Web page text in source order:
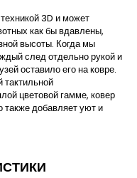
3D и может
как бы вдавлены,
высоты. Когда мы
след отдельно рукой и
оставило его на ковре.
тактильной
цветовой гамме, ковер
также добавляет уют и